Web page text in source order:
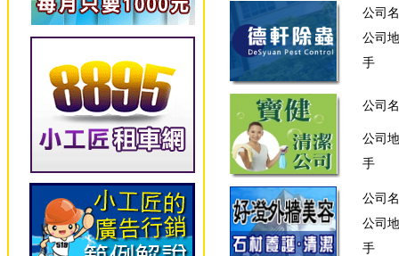
公司
公司
手
公司
公司
手
公司
公司
手